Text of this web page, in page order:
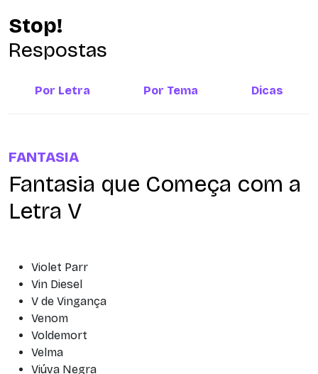
Stop!
Respostas
Por Letra Por Tema Dicas
FANTASIA
Fantasia que Começa com a
Letra V
Violet Parr
Vin Diesel
V de Vingança
Venom
Voldemort
Velma
Viúva Negra